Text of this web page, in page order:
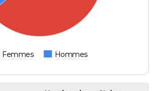
Femmes Hommes